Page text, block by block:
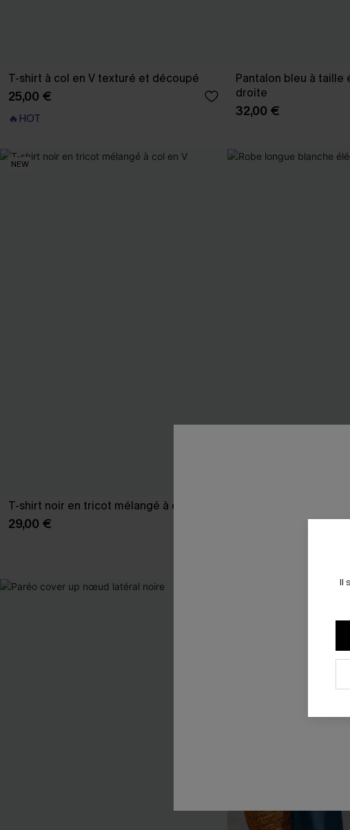
T-shirt à col en V texturé et découpé
25,00 €
🔥HOT
Pantalon bleu à taille
droite
32,00 €
NEW
T-shirt noir en tricot mélangé à col en V
29,00 €
Il